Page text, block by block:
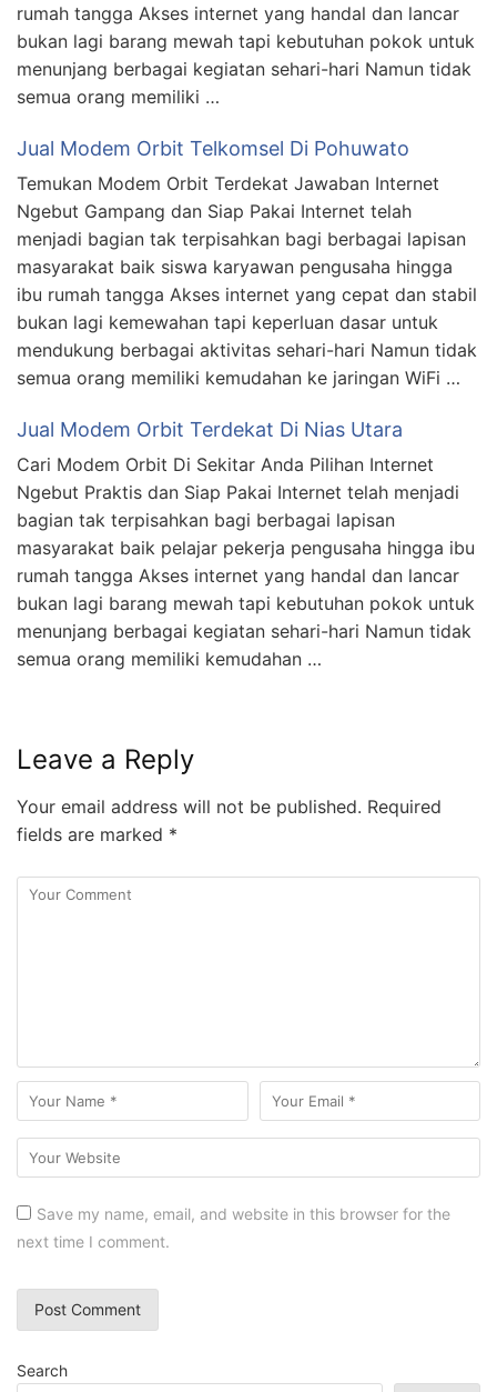
rumah tangga Akses internet yang handal dan lancar
bukan lagi barang mewah tapi kebutuhan pokok untuk
menunjang berbagai kegiatan sehari-hari Namun tidak
semua orang memiliki …
Jual Modem Orbit Telkomsel Di Pohuwato
Temukan Modem Orbit Terdekat Jawaban Internet
Ngebut Gampang dan Siap Pakai Internet telah
menjadi bagian tak terpisahkan bagi berbagai lapisan
masyarakat baik siswa karyawan pengusaha hingga
ibu rumah tangga Akses internet yang cepat dan stabil
bukan lagi kemewahan tapi keperluan dasar untuk
mendukung berbagai aktivitas sehari-hari Namun tidak
semua orang memiliki kemudahan ke jaringan WiFi …
Jual Modem Orbit Terdekat Di Nias Utara
Cari Modem Orbit Di Sekitar Anda Pilihan Internet
Ngebut Praktis dan Siap Pakai Internet telah menjadi
bagian tak terpisahkan bagi berbagai lapisan
masyarakat baik pelajar pekerja pengusaha hingga ibu
rumah tangga Akses internet yang handal dan lancar
bukan lagi barang mewah tapi kebutuhan pokok untuk
menunjang berbagai kegiatan sehari-hari Namun tidak
semua orang memiliki kemudahan …
Leave a Reply
Your email address will not be published. Required
fields are marked *
Save my name, email, and website in this browser for the
next time I comment.
Search